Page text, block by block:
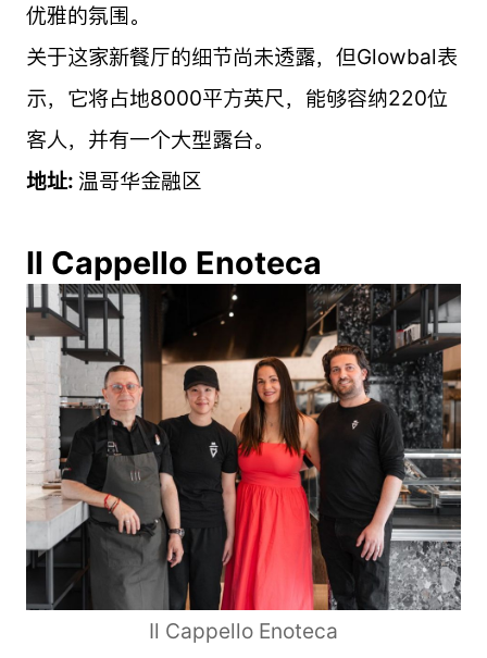
优雅的氛围。
关于这家新餐厅的细节尚未透露，但Glowbal表
示，它将占地8000平方英尺，能够容纳220位
客人，并有一个大型露台。
地址: 温哥华金融区
Il Cappello Enoteca
Il Cappello Enoteca